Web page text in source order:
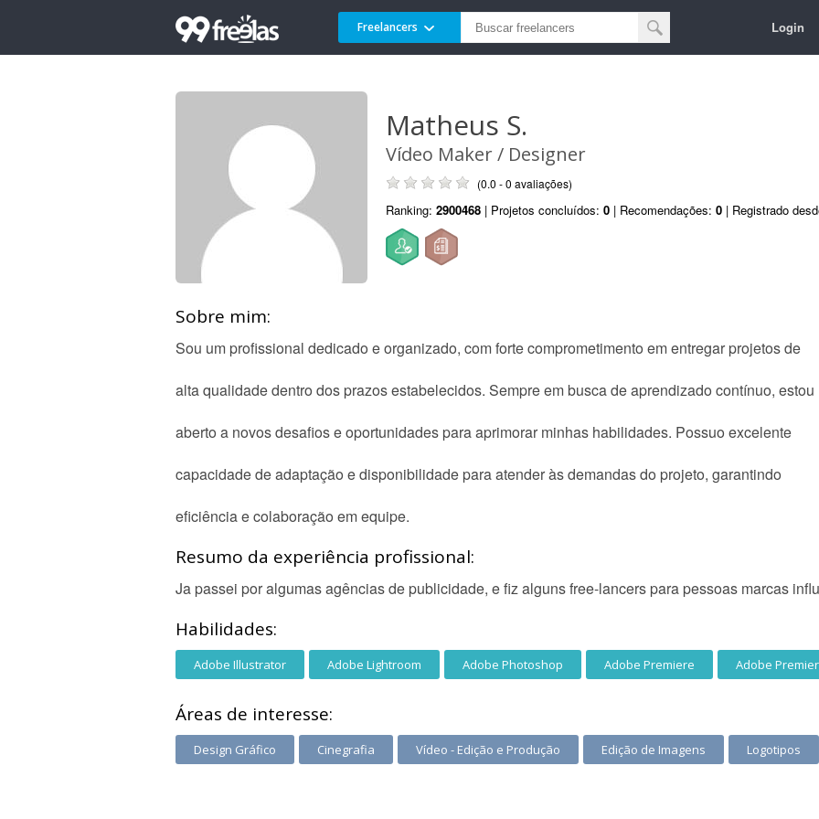
Freelancers Login
Matheus S.
Vídeo Maker / Designer
(0.0 - 0 avaliações)
Ranking: 2900468 | Projetos concluídos: 0 | Recomendações: 0 | Registrado
Sobre mim:
Sou um profissional dedicado e organizado, com forte comprometimento em entregar projetos de
alta qualidade dentro dos prazos estabelecidos. Sempre em busca de aprendizado contínuo, estou
aberto a novos desafios e oportunidades para aprimorar minhas habilidades. Possuo excelente
capacidade de adaptação e disponibilidade para atender às demandas do projeto, garantindo
eficiência e colaboração em equipe.
Resumo da experiência profissional:
Ja passei por algumas agências de publicidade, e fiz alguns free-lancers para pessoas marcas
Habilidades:
Adobe Illustrator Adobe Lightroom Adobe Photoshop Adobe Premiere Adobe
Áreas de interesse:
Design Gráfico Cinegrafia Vídeo - Edição e Produção Edição de Imagens Logotipos